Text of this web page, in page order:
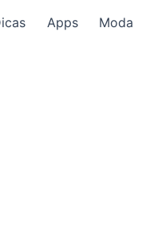
Apps Moda